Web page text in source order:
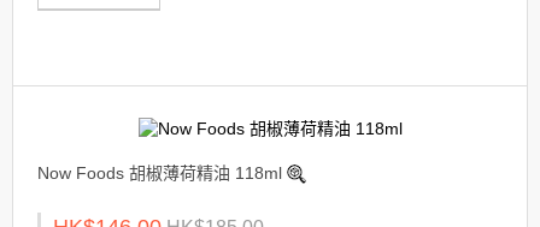
Now Foods 胡椒薄荷精油 118ml